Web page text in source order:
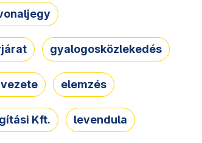
gyalogosközlekedés
elemzés
Kft. levendula